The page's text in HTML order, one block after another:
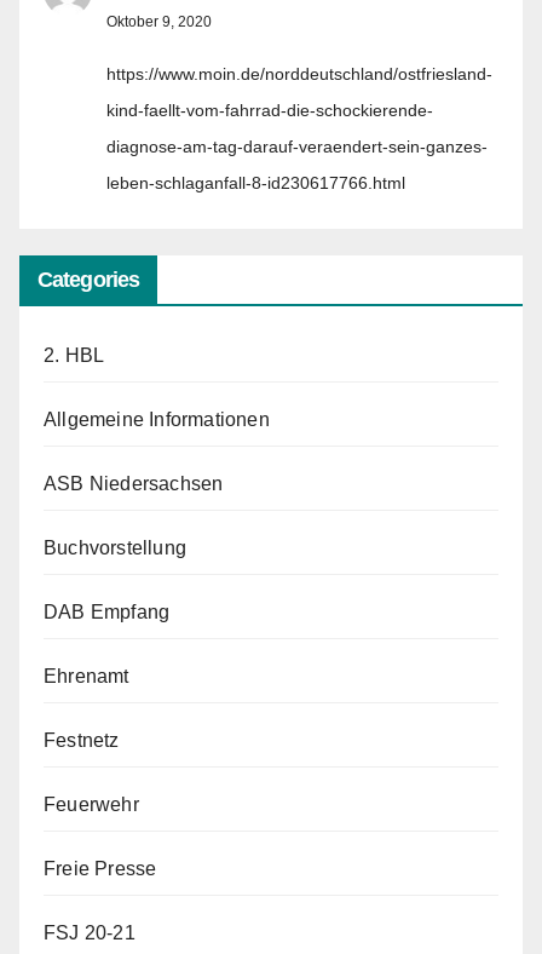
Oktober 9, 2020
https://www.moin.de/norddeutschland/ostfriesland-
kind-faellt-vom-fahrrad-die-schockierende-
diagnose-am-tag-darauf-veraendert-sein-ganzes-
leben-schlaganfall-8-id230617766.html
Categories
2. HBL
Allgemeine Informationen
ASB Niedersachsen
Buchvorstellung
DAB Empfang
Ehrenamt
Festnetz
Feuerwehr
Freie Presse
FSJ 20-21